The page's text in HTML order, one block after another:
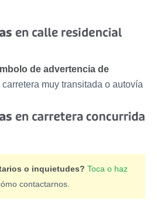
de advertencia de
carretera muy transitada o autovía
o inquietudes? Toca o haz
contactarnos.